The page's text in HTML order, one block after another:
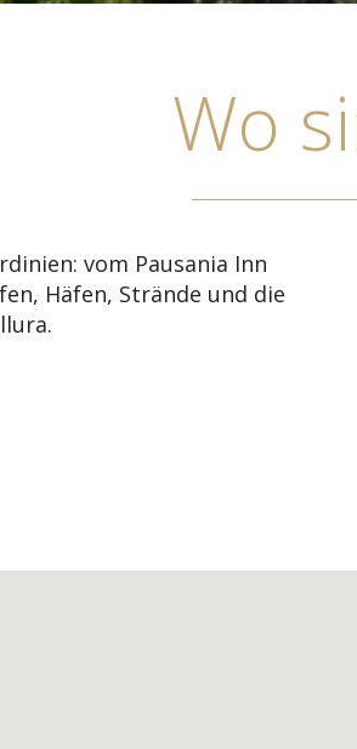
Wo
vom Pausania Inn
Häfen, Strände und die